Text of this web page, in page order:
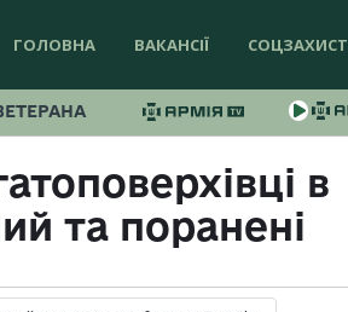
ГОЛОВНА ВАКАНСІЇ СОЦЗАХИСТ
в
та поранені